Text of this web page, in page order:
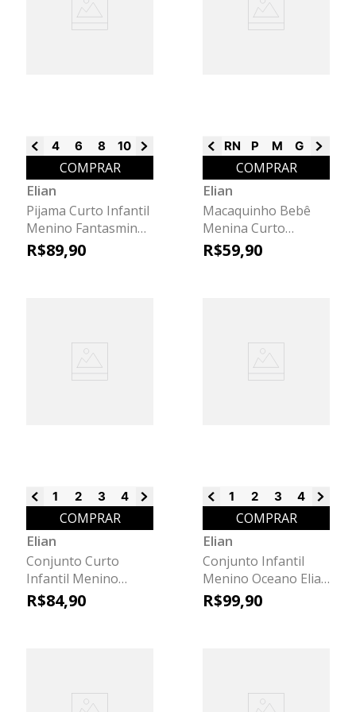
4 6 8 10 12
COMPRAR
Elian
Pijama Curto Infantil
Menino Fantasminha
Elian Preto
R$89,90
RN P M G GG
COMPRAR
Elian
Macaquinho Bebê
Menina Curto
Estampado Elian
R$59,90
1 2 3 4 6
COMPRAR
Elian
Conjunto Curto
Infantil Menino
Futebol Elian
Amarelo
R$84,90
1 2 3 4 6
COMPRAR
Elian
Conjunto Infantil
Menino Oceano Elian
Azul
R$99,90